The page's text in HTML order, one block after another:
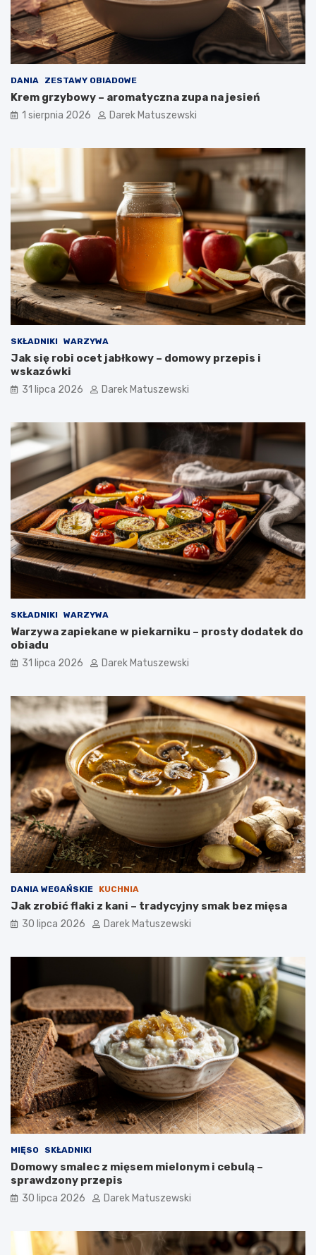
DANIA ZESTAWY OBIADOWE
Krem grzybowy – aromatyczna zupa na jesień
1 sierpnia 2026 Darek Matuszewski
SKŁADNIKI WARZYWA
Jak się robi ocet jabłkowy – domowy przepis i
wskazówki
31 lipca 2026 Darek Matuszewski
SKŁADNIKI WARZYWA
Warzywa zapiekane w piekarniku – prosty dodatek do
obiadu
31 lipca 2026 Darek Matuszewski
DANIA WEGAŃSKIE KUCHNIA
Jak zrobić flaki z kani – tradycyjny smak bez mięsa
30 lipca 2026 Darek Matuszewski
MIĘSO SKŁADNIKI
Domowy smalec z mięsem mielonym i cebulą –
sprawdzony przepis
30 lipca 2026 Darek Matuszewski